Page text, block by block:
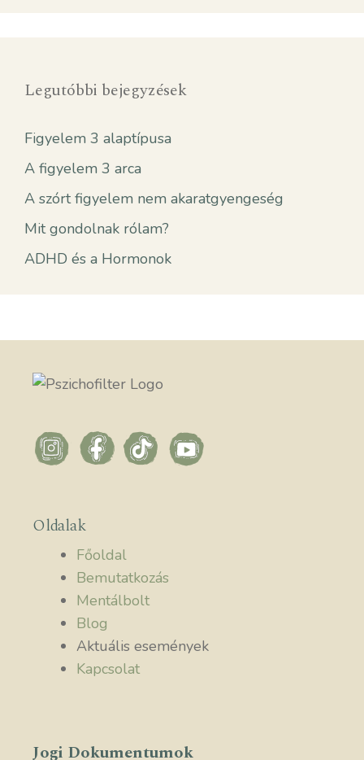
Legutóbbi bejegyzések
Figyelem 3 alaptípusa
A figyelem 3 arca
A szórt figyelem nem akaratgyengeség
Mit gondolnak rólam?
ADHD és a Hormonok
Oldalak
Főoldal
Bemutatkozás
Mentálbolt
Blog
Aktuális események
Kapcsolat
Jogi Dokumentumok